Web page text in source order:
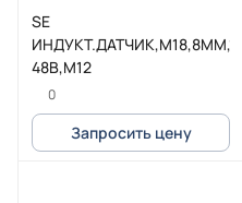
SE
ИНДУКТ.ДАТЧИК,М18,8ММ,12-
48В,М12
0
Запросить цену